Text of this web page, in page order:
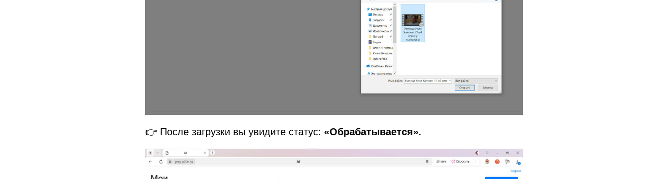
👉 После загрузки вы увидите статус: «Обрабатывается».